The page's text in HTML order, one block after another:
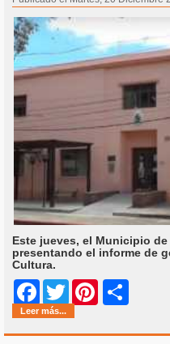
Este jueves, el Municipio de
presentando el informe de
Cultura.
Facebook
Twitter Pinterest
Leer más...